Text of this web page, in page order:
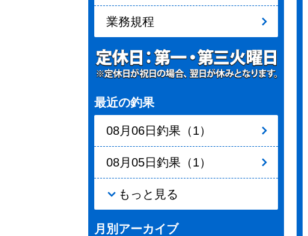
業務規程
最近の釣果
08月06日釣果（1）
08月05日釣果（1）
もっと見る
月別アーカイブ